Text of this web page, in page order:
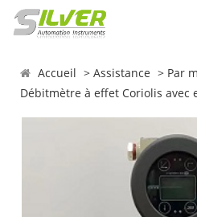
Accueil Assistance Par
Débitmètre à effet Coriolis avec